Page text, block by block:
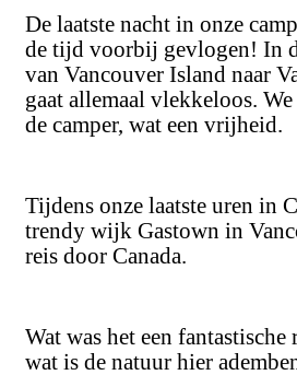
De laatste nacht in onze
de tijd voorbij gevlogen! In
van Vancouver Island naar
gaat allemaal vlekkeloos.
de camper, wat een vrijheid.
Tijdens onze laatste uren in
trendy wijk Gastown in
reis door Canada.
Wat was het een
wat is de natuur hier